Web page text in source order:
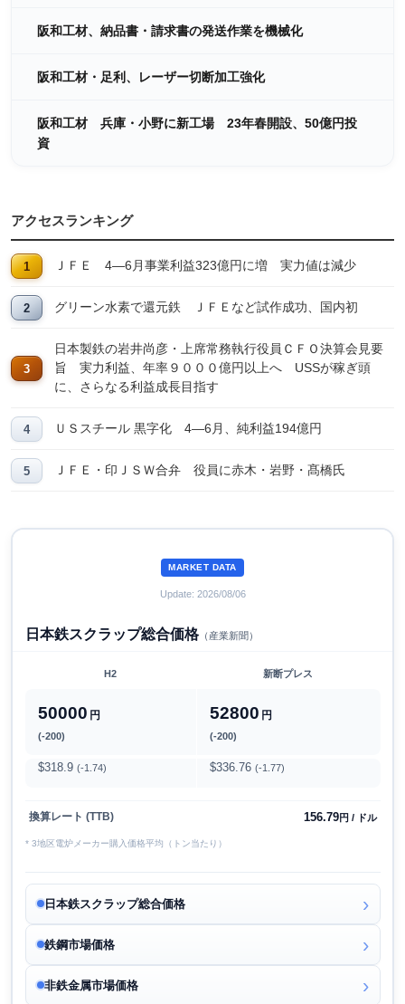
阪和工材、納品書・請求書の発送作業を機械化
阪和工材・足利、レーザー切断加工強化
阪和工材 兵庫・小野に新工場 23年春開設、50億円投
資
アクセスランキング
ＪＦＥ 4―6月事業利益323億円に増 実力値は減少
グリーン水素で還元鉄 ＪＦＥなど試作成功、国内初
日本製鉄の岩井尚彦・上席常務執行役員ＣＦＯ決算会見要
旨 実力利益、年率９０００億円以上へ USSが稼ぎ頭
に、さらなる利益成長目指す
ＵＳスチール 黒字化 4―6月、純利益194億円
ＪＦＥ・印ＪＳＷ合弁 役員に赤木・岩野・髙橋氏
MARKET DATA
Update: 2026/08/06
日本鉄スクラップ総合価格（産業新聞）
H2 新断プレス
50000 円
(-200)
52800 円
(-200)
$318.9 (-1.74) $336.76 (-1.77)
換算レート (TTB) 156.79円 / ドル
* 3地区電炉メーカー購入価格平均（トン当たり）
日本鉄スクラップ総合価格
鉄鋼市場価格
非鉄金属市場価格